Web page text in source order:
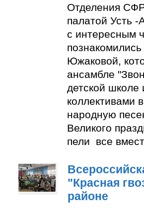
Отделения
палатой Усть -
с интересным
Южаковой,
ансамбле
детской школе
коллективами
народную
Великого
пели все
"Красная
районе